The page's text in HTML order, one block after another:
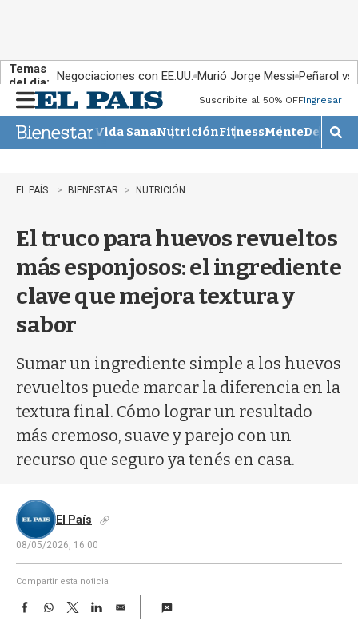
Temas
del día: Negociaciones con EE.UU. Murió Jorge Messi Peñarol
n
u
Suscribite al 50% OFFIngresar
Vida SanaNutriciónFitnessMente
M
o
r
b
�
a
EL PAÍS BIENESTAR NUTRICIÓN
El truco para huevos revueltos
más esponjosos: el ingrediente
clave que mejora textura y
sabor
Sumar un ingrediente simple a los huevos
revueltos puede marcar la diferencia en la
textura final. Cómo lograr un resultado
más cremoso, suave y parejo con un
recurso que seguro ya tenés en casa.
El País
08/05/2026, 16:00
Compartir esta noticia
F
W
T
w
L
E